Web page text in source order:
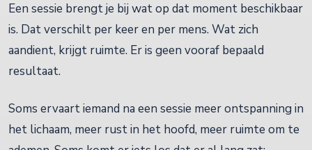
Een sessie brengt je bij wat op dat moment beschikbaar
is. Dat verschilt per keer en per mens. Wat zich
aandient, krijgt ruimte. Er is geen vooraf bepaald
resultaat.
Soms ervaart iemand na een sessie meer ontspanning in
het lichaam, meer rust in het hoofd, meer ruimte om te